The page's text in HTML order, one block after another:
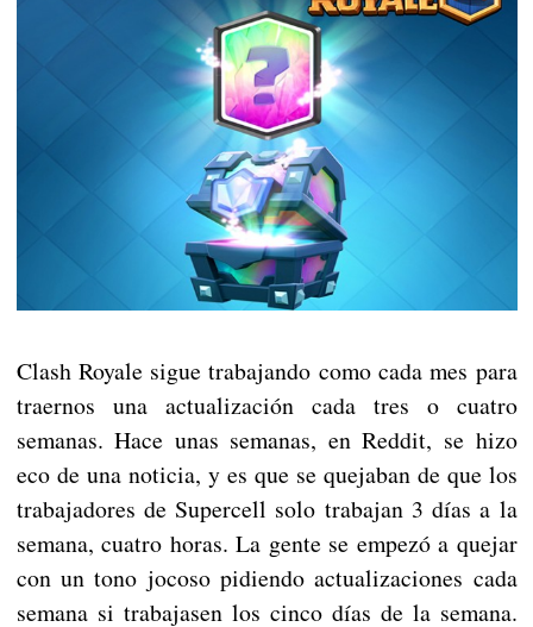
Clash Royale sigue trabajando como cada mes para
traernos una actualización cada tres o cuatro
semanas. Hace unas semanas, en Reddit, se hizo
eco de una noticia, y es que se quejaban de que los
trabajadores de Supercell solo trabajan 3 días a la
semana, cuatro horas. La gente se empezó a quejar
con un tono jocoso pidiendo actualizaciones cada
semana si trabajasen los cinco días de la semana.